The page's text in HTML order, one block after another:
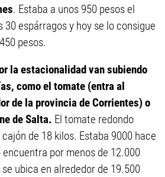
. Estaba a unos 950 pesos el
30 espárragos y hoy se lo consigue
pesos.
la estacionalidad van subiendo
como el tomate (entra al
de la provincia de Corrientes) o
de Salta. El tomate redondo
de 18 kilos. Estaba 9000 hace
encuentra por menos de 12.000
ubica en alrededor de 19.500